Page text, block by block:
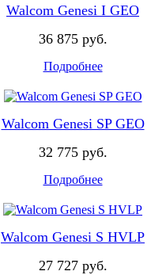
Walcom Genesi I GEO
36 875 руб.
Подробнее
Walcom Genesi SP GEO
32 775 руб.
Подробнее
Walcom Genesi S HVLP
27 727 руб.